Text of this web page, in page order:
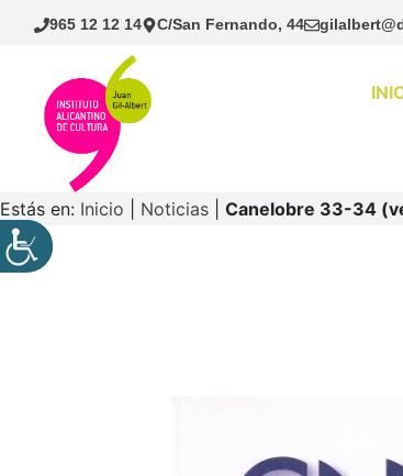
Saltar
965 12 12 14 C/San Fernando, 44
Estás en: Inicio Noticias Canelobre 33-34